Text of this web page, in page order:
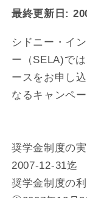
最終更新日:
シドニー・イ
ー（SELA)で
ースをお申し
なるキャンペー
奨学金制度の
2007-12-31迄
奨学金制度の